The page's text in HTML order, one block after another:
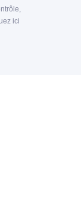
ici